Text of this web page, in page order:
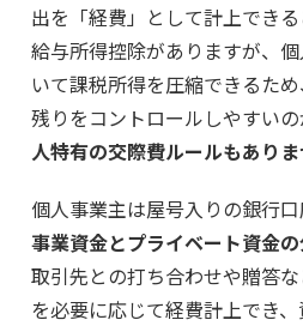
出を「経費」として計上でき
給与所得控除がありますが、
いて課税所得を圧縮できるた
残りをコントロールしやすいの
人特有の交際費ルールもあり
個人事業主は屋号入りの銀行口
事業資金とプライベート資金
取引先との打ち合わせや贈答
を必要に応じて経費計上でき